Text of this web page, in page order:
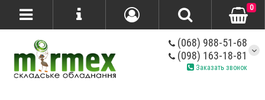
(068) 988-51-68
(098) 163-18-81
Заказать звонок
0